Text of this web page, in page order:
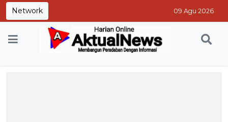
Network 09 Agu 2026